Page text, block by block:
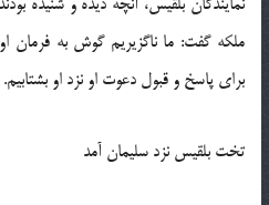
ملكه گفت: ما ناگزیریم گوش به فرمان
برای پاسخ و قبول دعوت او نزد او بشتابیم.
تخت بلقیس نزد سلیمان آمد